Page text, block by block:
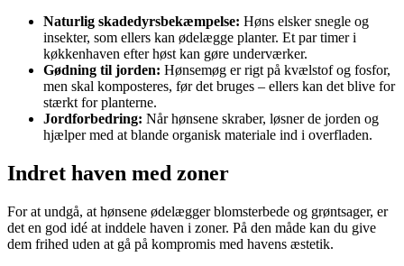
Naturlig skadedyrsbekæmpelse: Høns elsker snegle og
insekter, som ellers kan ødelægge planter. Et par timer i
køkkenhaven efter høst kan gøre underværker.
Gødning til jorden: Hønsemøg er rigt på kvælstof og fosfor,
men skal komposteres, før det bruges – ellers kan det blive for
stærkt for planterne.
Jordforbedring: Når hønsene skraber, løsner de jorden og
hjælper med at blande organisk materiale ind i overfladen.
Indret haven med zoner
For at undgå, at hønsene ødelægger blomsterbede og grøntsager, er
det en god idé at inddele haven i zoner. På den måde kan du give
dem frihed uden at gå på kompromis med havens æstetik.